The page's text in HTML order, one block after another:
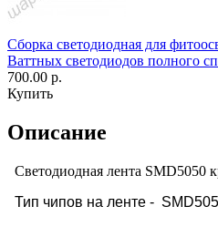
Сборка светодиодная для
Ваттных светодиодов полного
700.00 р.
Купить
Описание
Светодиодная лента SMD5050
Тип чипов на ленте -